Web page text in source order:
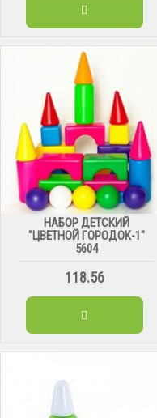
НАБОР ДЕТСКИЙ
"ЦВЕТНОЙ ГОРОДОК-1"
5604
118.56